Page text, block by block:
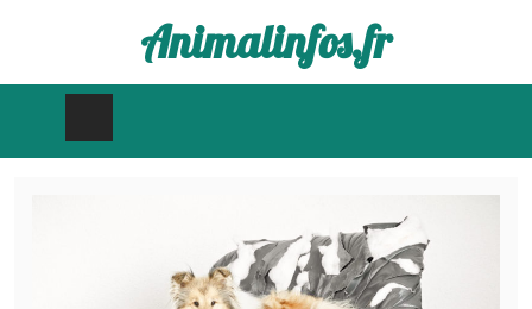
Animalinfos.fr